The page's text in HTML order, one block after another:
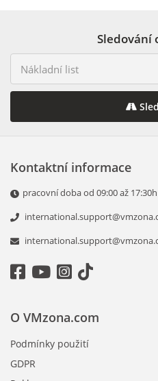
Sledování
Kontaktní informace
pracovní doba od 09:00 až
O VMzona.com
Podmínky použití
GDPR